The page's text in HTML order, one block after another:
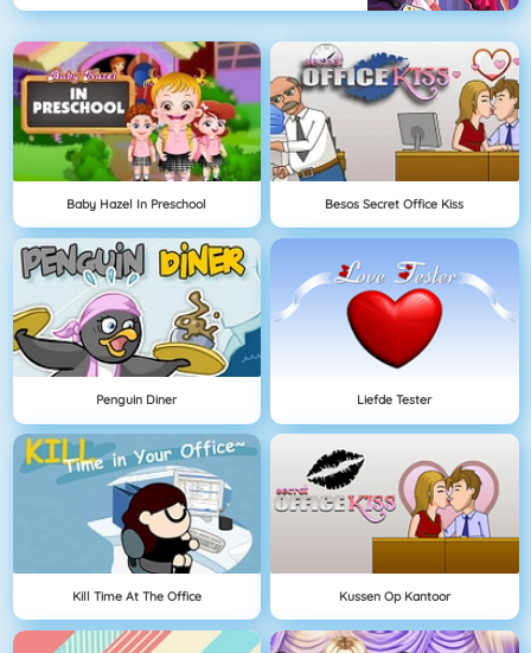
Baby Hazel In Preschool Besos Secret Office Kiss
Penguin Diner Liefde Tester
Kill Time At The Office Kussen Op Kantoor